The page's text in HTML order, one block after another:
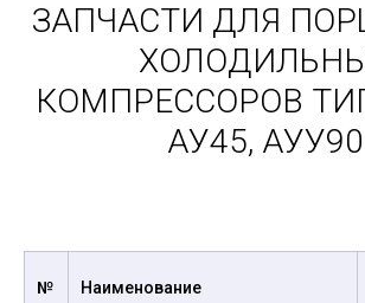
ЗАПЧАСТИ ДЛЯ
КОМПРЕССОРОВ
АУ45, АУУ90
№ Наименование